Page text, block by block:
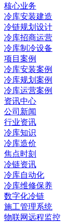
核心业务
冷库安装建造
冷链规划设计
冷库招商运营
冷库制冷设备
项目案例
冷库安装案例
冷库规划案例
冷库运营案例
资讯中心
公司新闻
行业资讯
冷库知识
冷库造价
焦点时刻
冷链资讯
冷库自动化
冷库维修保养
数字化冷链
施工管理系统
物联网远程监控